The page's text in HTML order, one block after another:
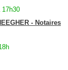
17h30
- Notaires